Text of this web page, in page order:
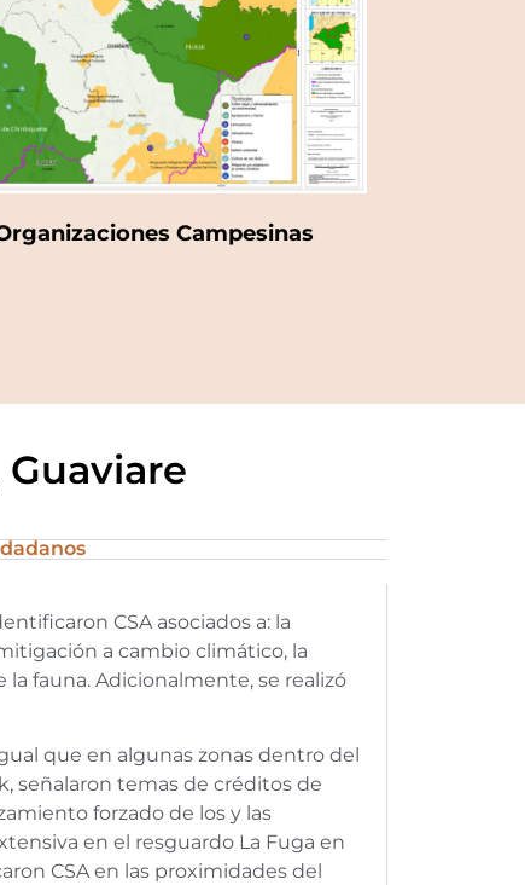
Campesinas
CSA asociados a: la
a cambio climático, la
fauna. Adicionalmente, se realizó
que en algunas zonas dentro del
señalaron temas de créditos de
forzado de los y las
en el resguardo La Fuga en
CSA en las proximidades del